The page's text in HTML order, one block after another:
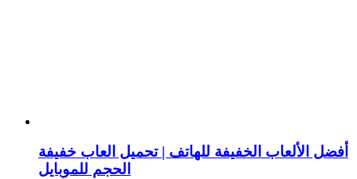
أفضل الألعاب الخفيفة للهاتف | تحميل العاب خفيفة
الحجم للموبايل